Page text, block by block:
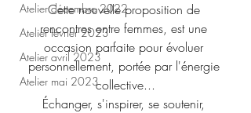
Atelier décembre 2022
Atelier février 2023
Atelier avril 2023
Atelier mai 2023
Cette nouvelle proposition de
rencontres entre femmes, est une
occasion parfaite pour évoluer
personnellement, portée par l'énergie
collective...
Échanger, s'inspirer, se soutenir,